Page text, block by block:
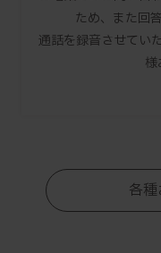
ため、また回
通話を録音させてい
様
各